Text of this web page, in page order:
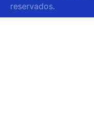
reservados.